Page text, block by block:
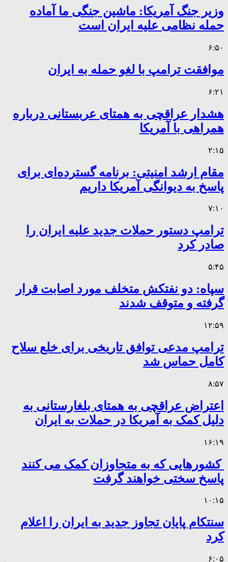
وزیر جنگ آمریکا: ماشین جنگی ما آماده
حمله نظامی علیه ایران است
۶:۵۰
موافقت ترامپ با لغو حمله به ایران
۶:۲۱
هشدار عراقچی به همتای عربستانی درباره
همراهی با آمریکا
۲:۱۵
مقام ارشد امنیتی: برنامه گسترده‌ای برای
پاسخ به دیوانگی آمریکا داریم
۷:۱۰
ترامپ دستور حملات جدید علیه ایران را
صادر کرد
۵:۴۵
سپاه: دو نفتکش متخلف مورد اصابت قرار
گرفته و متوقف شدند
۱۲:۵۹
ترامپ مدعی توافق تاریخی برای خلع سلاح
کامل حماس شد
۸:۵۷
اعتراض عراقچی به همتای بلغارستانی به
دلیل کمک به آمریکا در حملات به ایران
۱۶:۱۹
کشورهایی که به متجاوزان کمک می کنند
پاسخ سختی خواهند گرفت
۱۰:۱۵
سنتکام پایان تجاوز جدید به ایران را اعلام
کرد
۶:۰۵